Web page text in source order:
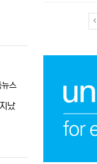
뉴스
났